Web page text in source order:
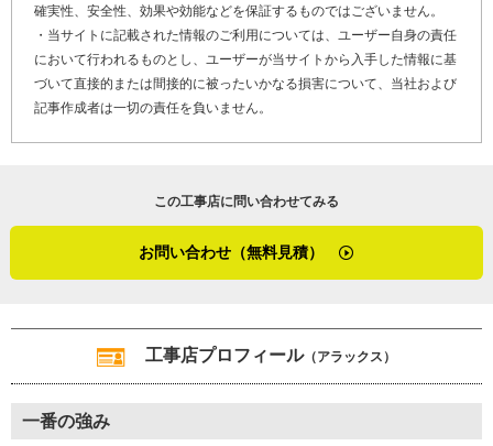
ート防水は20年以上経つと表面にヨレが生じ、防水効果が
低下します。その他、ウレタン防水、FRP防水など、建物
に合った工法を荒駒さんが見極めて施工します。
分だと荒駒さんは言います。
「香川は住みやすい気候で、屋根工事の計画が立てやすい
す。でもそれ以外は、大きな災害はあまり記憶にないです
最後に「やねいろは」をご覧になっている、雨漏りや屋根
確実性、安全性、効果や効能などを保証するものではございません。
・当サイトに記載された情報のご利用については、ユーザー自身の責任
において行われるものとし、ユーザーが当サイトから入手した情報に基
づいて直接的または間接的に被ったいかなる損害について、当社および
記事作成者は一切の責任を負いません。
この工事店に問い合わせてみる
お問い合わせ（無料見積）
工事店プロフィール（アラックス）
一番の強み